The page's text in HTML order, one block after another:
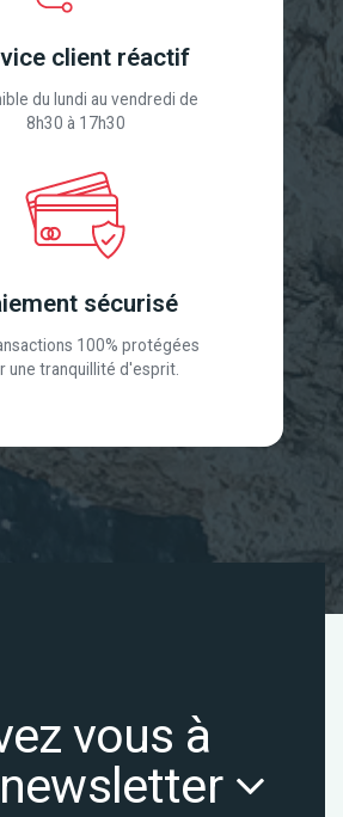
client réactif
du lundi au vendredi de
8h30 à 17h30
sécurisé
100% protégées
une tranquillité d'esprit.
vous à